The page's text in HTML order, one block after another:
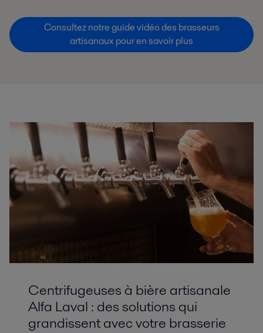
Consultez notre guide vidéo des brasseurs
artisanaux pour en savoir plus
Centrifugeuses à bière artisanale
Alfa Laval : des solutions qui
grandissent avec votre brasserie